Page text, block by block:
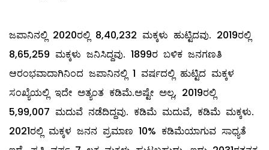
ಜಪಾನಿನಲ್ಲಿ 2020ರಲ್ಲಿ 8,40,232 ಮಕ್ಕಳು ಹುಟ್ಟಿದವು. 2019ರಲ್ಲಿ
8,65,259 ಮಕ್ಕಳು ಜನಿಸಿದ್ದವು. 1899ರ ಬಳಿಕ ಜನಗಣತಿ
ಆರಂಭವಾದಾಗಿನಿಂದ ಜಪಾನಿನಲ್ಲಿ 1 ವರ್ಷದಲ್ಲಿ ಹುಟ್ಟಿದ ಮಕ್ಕಳ
ಸಂಖ್ಯೆಯಲ್ಲಿ ಇದೇ ಅತ್ಯಂತ ಕಡಿಮೆ.ಅಷ್ಟೇ ಅಲ್ಲ, 2019ರಲ್ಲಿ
5,99,007 ಮದುವೆ ನಡೆದಿದ್ದವು. ಕಡಿಮೆ ಮದುವೆ, ಕಡಿಮೆ ಮಕ್ಕಳು.
2021ರಲ್ಲಿ ಮಕ್ಕಳ ಜನನ ಪ್ರಮಾಣ 10% ಕಡಿಮೆಯಾಗುವ ಸಾಧ್ಯತೆ